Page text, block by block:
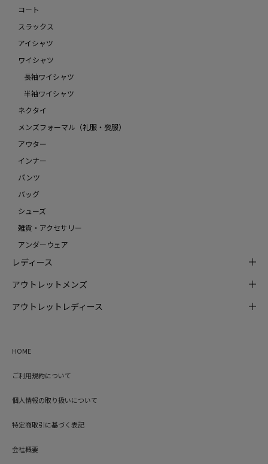
コート
スラックス
アイシャツ
ワイシャツ
長袖ワイシャツ
半袖ワイシャツ
ネクタイ
メンズフォーマル（礼服・喪服）
アウター
インナー
パンツ
バッグ
シューズ
雑貨・アクセサリー
アンダーウェア
レディース
アウトレットメンズ
アウトレットレディース
HOME
ご利用規約について
個人情報の取り扱いについて
特定商取引に基づく表記
会社概要